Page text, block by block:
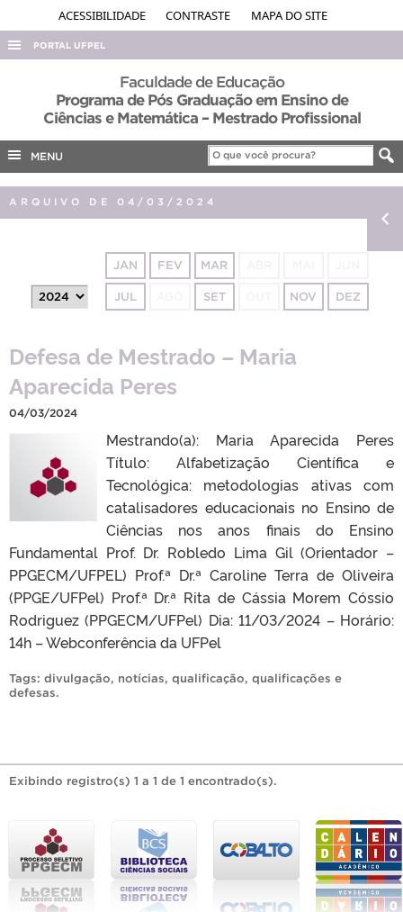
ACESSIBILIDADE CONTRASTE MAPA DO SITE
PORTAL UFPEL
ACESSO À INFORMAÇÃO
AUDITORIA
EDITAIS
PORTARIAS
Faculdade de Educação
Programa de Pós Graduação em Ensino de
Ciências e Matemática – Mestrado Profissional
MENU
ARQUIVO DE 04/03/2024
JAN FEV MAR
JUL SET NOV DEZ
Defesa de Mestrado – Maria
Aparecida Peres
04/03/2024
Mestrando(a): Maria Aparecida Peres
Título: Alfabetização Científica e
Tecnológica: metodologias ativas com
catalisadores educacionais no Ensino de
Ciências nos anos finais do Ensino
Fundamental Prof. Dr. Robledo Lima Gil (Orientador –
PPGECM/UFPEL) Prof.ª Dr.ª Caroline Terra de Oliveira
(PPGE/UFPel) Prof.ª Dr.ª Rita de Cássia Morem Cóssio
Rodriguez (PPGECM/UFPel) Dia: 11/03/2024 – Horário:
14h – Webconferência da UFPel
Tags: divulgação, notícias, qualificação, qualificações e
defesas.
Exibindo registro(s) 1 a 1 de 1 encontrado(s).